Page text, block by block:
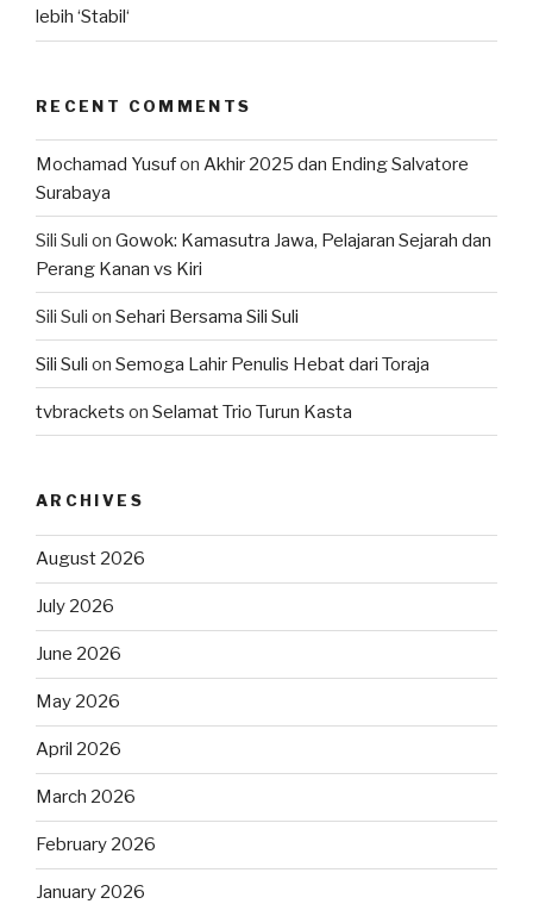
lebih ‘Stabil‘
RECENT COMMENTS
Mochamad Yusufon Akhir 2025 dan Ending Salvatore
Surabaya
Sili Suli on Gowok: Kamasutra Jawa, Pelajaran Sejarah dan
Perang Kanan vs Kiri
Sili Suli on Sehari Bersama Sili Suli
Sili Suli on Semoga Lahir Penulis Hebat dari Toraja
tvbrackets on Selamat Trio Turun Kasta
ARCHIVES
August 2026
July 2026
June 2026
May 2026
April 2026
March 2026
February 2026
January 2026